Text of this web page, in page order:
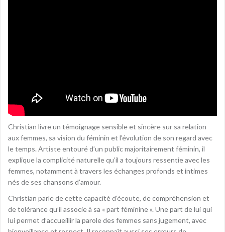
Christian livre un témoignage sensible et sincère sur sa relation
aux femmes, sa vision du féminin et l’évolution de son regard avec
le temps. Artiste entouré d’un public majoritairement féminin, il
explique la complicité naturelle qu’il a toujours ressentie avec les
femmes, notamment à travers les échanges profonds et intimes
nés de ses chansons d’amour.
Christian parle de cette capacité d’écoute, de compréhension et
de tolérance qu’il associe à sa « part féminine ». Une part de lui qui
lui permet d’accueillir la parole des femmes sans jugement, avec